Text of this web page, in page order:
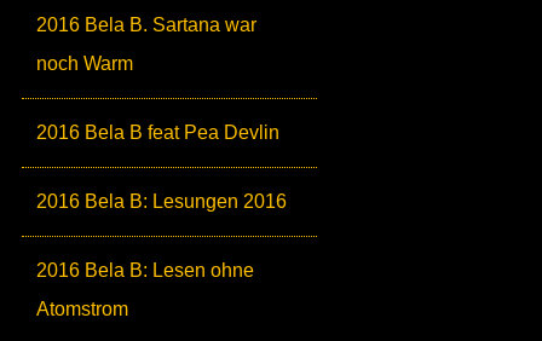
2016 Bela B. Sartana war
noch Warm
2016 Bela B feat Pea Devlin
2016 Bela B: Lesungen 2016
2016 Bela B: Lesen ohne
Atomstrom